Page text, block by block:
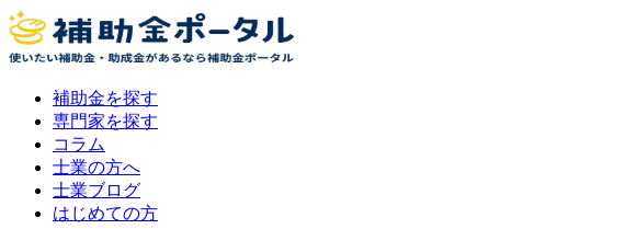
補助金を探す
専門家を探す
コラム
士業の方へ
士業ブログ
はじめての方